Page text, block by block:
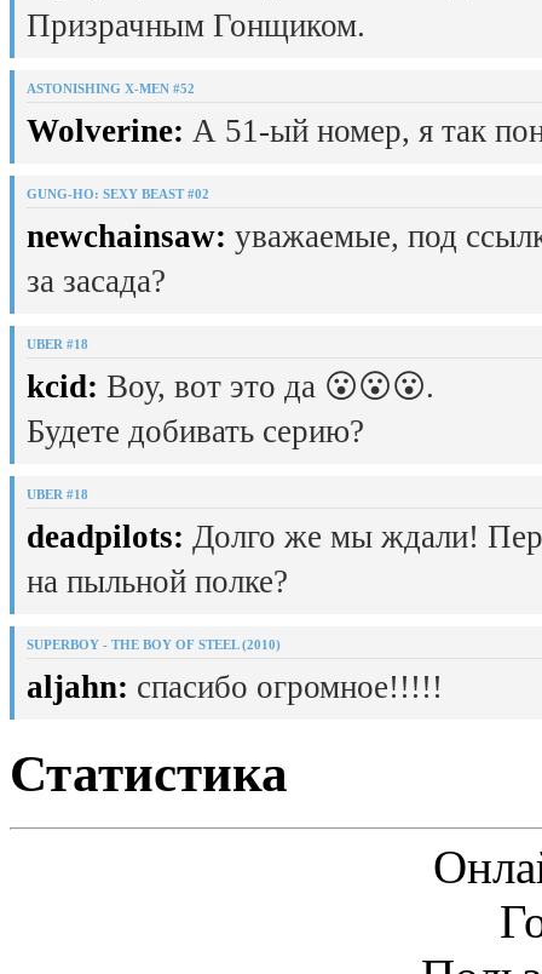
Призрачным Гонщиком.
ASTONISHING X-MEN #52
Wolverine: А 51-ый номер, я так
GUNG-HO: SEXY BEAST #02
newchainsaw: уважаемые, под
за засада?
UBER #18
kcid: Воу, вот это да 😮😮😮.
Будете добивать серию?
UBER #18
deadpilots: Долго же мы ждали!
на пыльной полке?
SUPERBOY - THE BOY OF STEEL (2010)
aljahn: спасибо огромное!!!!!
Статистика